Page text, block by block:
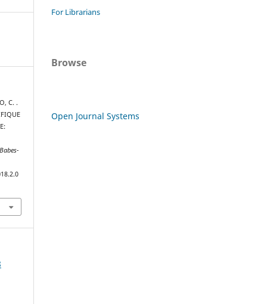
C. .
For Librarians
Browse
Open Journal Systems